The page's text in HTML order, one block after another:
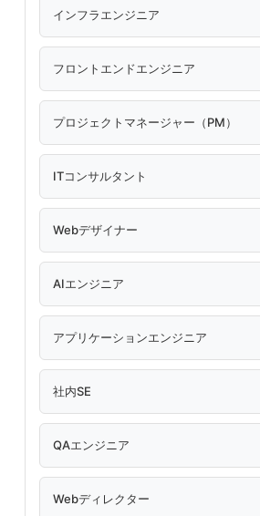
インフラエンジニア
フロントエンドエンジニア
プロジェクトマネージャー（PM）
ITコンサルタント
Webデザイナー
AIエンジニア
アプリケーションエンジニア
社内SE
QAエンジニア
Webディレクター